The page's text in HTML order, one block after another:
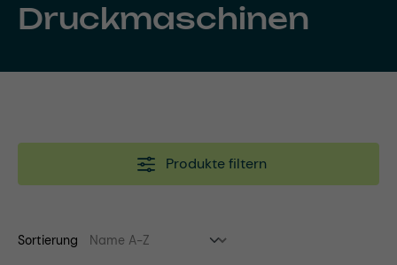
Druckmaschinen
Produkte filtern
Sortierung